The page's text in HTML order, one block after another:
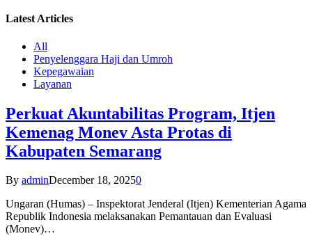
Latest Articles
All
Penyelenggara Haji dan Umroh
Kepegawaian
Layanan
Perkuat Akuntabilitas Program, Itjen
Kemenag Monev Asta Protas di
Kabupaten Semarang
By adminDecember 18, 20250
Ungaran (Humas) – Inspektorat Jenderal (Itjen) Kementerian Agama
Republik Indonesia melaksanakan Pemantauan dan Evaluasi
(Monev)…